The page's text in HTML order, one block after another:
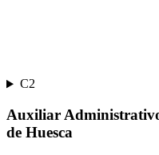
C2
Auxiliar
de Huesca